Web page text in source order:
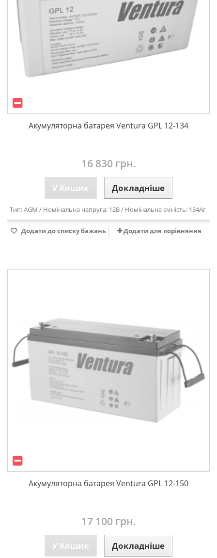
Акумуляторна батарея Ventura GPL 12-134
16 830 грн.
У Кошик Докладніше
Тип: AGM / Номінальна напруга: 12В / Номінальна ємність: 134Аг
Додати до списку бажань Додати для порівняння
Акумуляторна батарея Ventura GPL 12-150
17 100 грн.
У Кошик Докладніше